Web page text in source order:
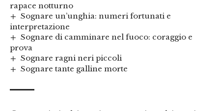
rapace notturno
Sognare un’unghia: numeri fortunati e
interpretazione
Sognare di camminare nel fuoco: coraggio e
prova
Sognare ragni neri piccoli
Sognare tante galline morte